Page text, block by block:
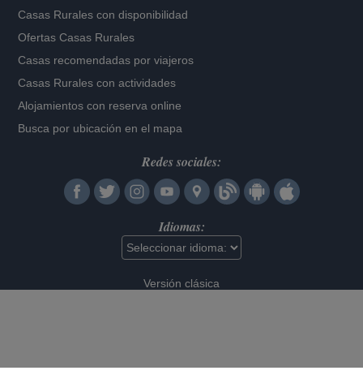
Casas Rurales con disponibilidad
Ofertas Casas Rurales
Casas recomendadas por viajeros
Casas Rurales con actividades
Alojamientos con reserva online
Busca por ubicación en el mapa
Redes sociales:
Idiomas:
Versión clásica